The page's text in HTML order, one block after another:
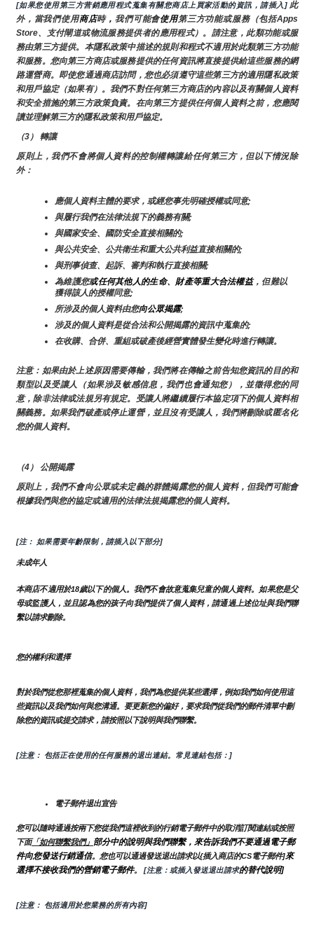
[如果您使用第三方营銷應用程式蒐集有關您商店上買家活動的資訊，請插入] 此
外，當我們使用商店時，我們可能會使用第三方功能或服務（包括Apps
Store、支付閘道或物流服務提供者的應用程式）。請注意，此類功能或服
務由第三方提供。本隱私政策中描述的規則和程式不適用於此類第三方功能
和服務。您向第三方商店或服務提供的任何資訊將直接提供給這些服務的網
路運營商。即使您通過商店訪問，您也必須遵守這些第三方的適用隱私政策
和用戶協定（如果有）。我們不對任何第三方商店的內容以及有關個人資料
和安全措施的第三方政策負責。在向第三方提供任何個人資料之前，您應閱
讀並理解第三方的隱私政策和用戶協定。
（3） 轉讓
原則上，我們不會將個人資料的控制權轉讓給任何第三方，但以下情況除
外：
應個人資料主體的要求，或經您事先明確授權或同意;
與履行我們在法律法規下的義務有關;
與國家安全、國防安全直接相關的;
與公共安全、公共衛生和重大公共利益直接相關的;
與刑事偵查、起訴、審判和執行直接相關;
為維護您或任何其他人的生命、財產等重大合法權益，但難以
獲得該人的授權同意;
所涉及的個人資料由您向公眾揭露;
涉及的個人資料是從合法和公開揭露的資訊中蒐集的;
在收購、合併、重組或破產後經營實體發生變化時進行轉讓。
注意：如果由於上述原因需要傳輸，我們將在傳輸之前告知您資訊的目的和
類型以及受讓人（如果涉及敏感信息，我們也會通知您），並徵得您的同
意，除非法律或法規另有規定。受讓人將繼續履行本協定項下的個人資料相
關義務。如果我們破產或停止運營，並且沒有受讓人，我們將刪除或匿名化
您的個人資料。
（4） 公開揭露
原則上，我們不會向公眾或未定義的群體揭露您的個人資料，但我們可能會
根據我們與您的協定或適用的法律法規揭露您的個人資料。
[注： 如果需要年齡限制，請插入以下部分]
未成年人
本商店不適用於18歲以下的個人。我們不會故意蒐集兒童的個人資料。如果您是父
母或監護人，並且認為您的孩子向我們提供了個人資料，請通過上述位址與我們聯
繫以請求刪除。
您的權利和選擇
對於我們從您那裡蒐集的個人資料，我們為您提供某些選擇，例如我們如何使用這
些資訊以及我們如何與您溝通。要更新您的偏好，要求我們從我們的郵件清單中刪
除您的資訊或提交請求，請按照以下說明與我們聯繫。
[注意： 包括正在使用的任何服務的退出連結。常見連結包括：]
電子郵件退出宣告
您可以隨時通過按兩下您從我們這裡收到的行銷電子郵件中的取消訂閱連結或按照
下面「如何聯繫我們」 部分中的說明與我們聯繫，來告訴我們不要通過電子郵
件向您發送行銷通信。您也可以通過發送退出請求以{插入商店的CS電子郵件]來
選擇不接收我們的營銷電子郵件。 [注意：或插入發送退出請求的替代說明]
[注意： 包括適用於您業務的所有內容]